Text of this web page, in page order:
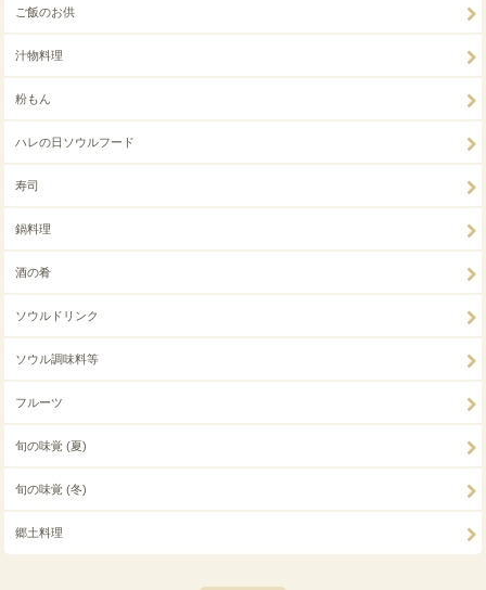
ご飯のお供
汁物料理
粉もん
ハレの日ソウルフード
寿司
鍋料理
酒の肴
ソウルドリンク
ソウル調味料等
フルーツ
旬の味覚 (夏)
旬の味覚 (冬)
郷土料理